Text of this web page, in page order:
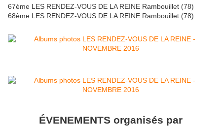
67ème LES RENDEZ-VOUS DE LA REINE Rambouillet (78)
68ème LES RENDEZ-VOUS DE LA REINE Rambouillet (78)
ÉVENEMENTS organisés par